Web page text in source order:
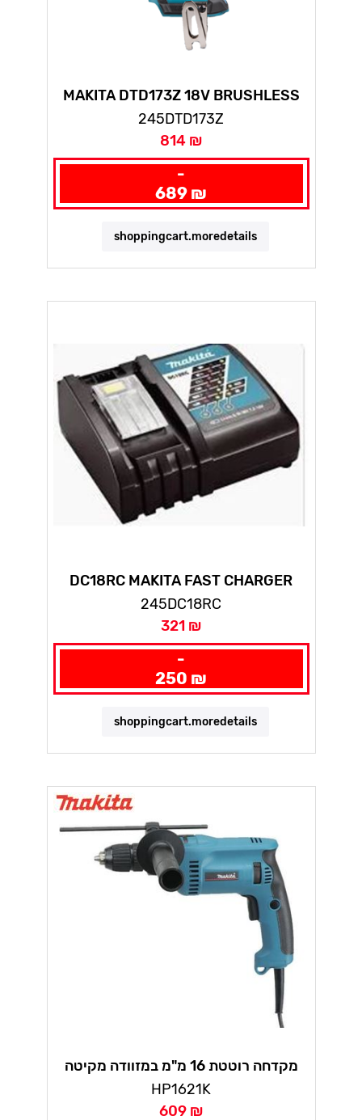
MAKITA DTD173Z 18V BRUSHLESS
IMPACT DRIVER (BODY ONLY)
245DTD173Z
814 ₪
-
689 ₪
shoppingcart.moredetails
DC18RC MAKITA FAST CHARGER
245DC18RC
321 ₪
-
250 ₪
shoppingcart.moredetails
מקדחה רוטטת 16 מ"מ במזוודה מקיטה
HP1621K
609 ₪